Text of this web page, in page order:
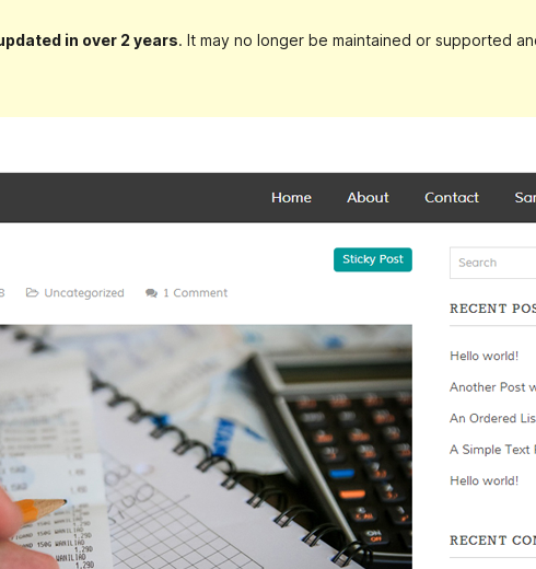
in over 2 years. It may no longer be maintained or supported